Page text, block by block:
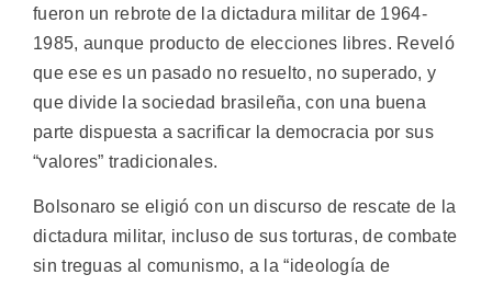
fueron un rebrote de la dictadura militar de 1964-
1985, aunque producto de elecciones libres. Reveló
que ese es un pasado no resuelto, no superado, y
que divide la sociedad brasileña, con una buena
parte dispuesta a sacrificar la democracia por sus
“valores” tradicionales.
Bolsonaro se eligió con un discurso de rescate de la
dictadura militar, incluso de sus torturas, de combate
sin treguas al comunismo, a la “ideología de